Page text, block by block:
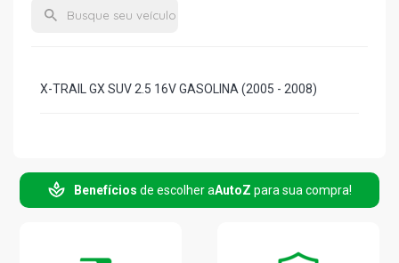
X-TRAIL GX SUV 2.5 16V GASOLINA (2005 - 2008)
Benefícios de escolher aAutoZ para sua compra!